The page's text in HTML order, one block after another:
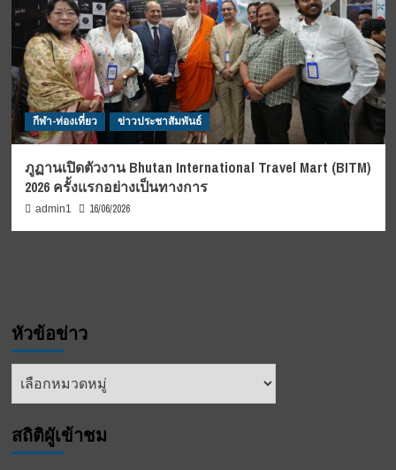
กีฬา-ท่องเที่ยว ข่าวประชาสัมพันธ์
ภูฏานเปิดตัวงาน Bhutan International Travel Mart (BITM)
2026 ครั้งแรกอย่างเป็นทางการ
admin1 16/06/2026
หัวข้อข่าว
หัวข้อ
สถิติผูัเข้าชม